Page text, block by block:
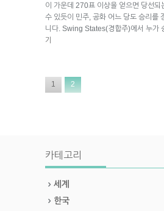
이 가운데 270표 이상을 얻으면 당선되
수 있듯이 민주, 공화 어느 당도 승리를
니다. Swing States(경합주)에서 누가
기
1 2
카테고리
세계
한국